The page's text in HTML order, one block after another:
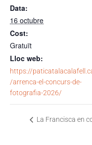
Data:
16 octubre
Cost:
Gratuït
Lloc web:
https://
/arrenca-el-concurs-de-
fotografia-2026/
La Francisca en